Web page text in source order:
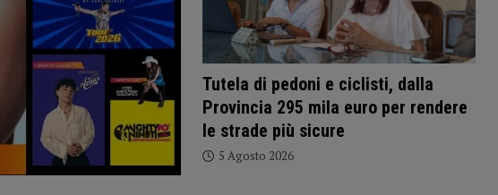
Tutela di pedoni e ciclisti, dalla
Provincia 295 mila euro per rendere
le strade più sicure
5 Agosto 2026